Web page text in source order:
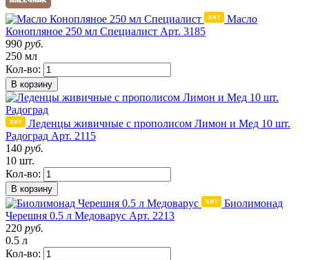
Масло
Конопляное 250 мл Специалист Арт. 3185
990 руб.
250 мл
Кол-во:
В корзину
Леденцы живичные с прополисом Лимон и Мед 10 шт.
Радоград Арт. 2115
140 руб.
10 шт.
Кол-во:
В корзину
Биолимонад
Черешня 0.5 л Медоварус Арт. 2213
220 руб.
0.5 л
Кол-во: